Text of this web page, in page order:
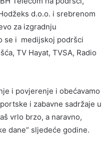
d.o.o. i srebrenom
za izgradnju
se i medijskoj podršci
TV Hayat, TVSA, Radio
i povjerenje i obećavamo
i zabavne sadržaje u
vrlo brzo, a naravno,
dane“ sljedeće godine.